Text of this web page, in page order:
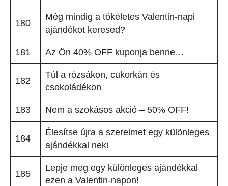
180
Még mindig a tökéletes Valentin-napi
ajándékot keresed?
181 Az Ön 40% OFF kuponja benne…
182
Túl a rózsákon, cukorkán és
csokoládékon
183 Nem a szokásos akció – 50% OFF!
184
Élesítse újra a szerelmet egy különleges
ajándékkal neki
185
Lepje meg egy különleges ajándékkal
ezen a Valentin-napon!